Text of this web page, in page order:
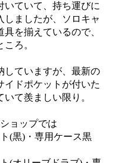
いていて、持ち運びに
しましたが、ソロキャ
を揃えているので、
ろ。
していますが、最新の
イドポケットが付いた
て羨ましい限り。
ョップでは
(黒)・専用ケース黒